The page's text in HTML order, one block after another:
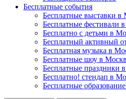
Бесплатные события
Бесплатные выставки в
Бесплатные фестивали
Бесплатно с детьми в
Бесплатный активный
Бесплатная музыка в
Бесплатные шоу в
Бесплатные праздники
Бесплатно! стендап в
Бесплатные